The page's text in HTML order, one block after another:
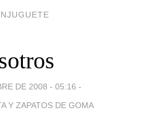
DE 2008 - 05:16 -
Y ZAPATOS DE GOMA